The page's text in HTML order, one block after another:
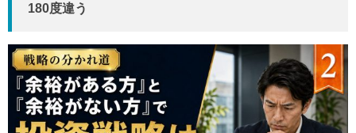
180度違う